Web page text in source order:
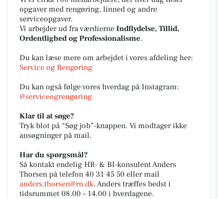
opgaver med rengøring, linned og andre
serviceopgaver.
Vi arbejder ud fra værdierne Indflydelse, Tillid,
Ordentlighed og Professionalisme.
Du kan læse mere om arbejdet i vores afdeling her:
Service og Rengøring
Du kan også følge vores hverdag på Instagram:
@serviceogrengøring
Klar til at søge?
Tryk blot på “Søg job”-knappen. Vi modtager ikke
ansøgninger på mail.
Har du spørgsmål?
Så kontakt endelig HR- & BI-konsulent Anders
Thorsen på telefon 40 31 45 50 eller mail
anders.thorsen@rn.dk. Anders træffes bedst i
tidsrummet 08.00 – 14.00 i hverdagene.